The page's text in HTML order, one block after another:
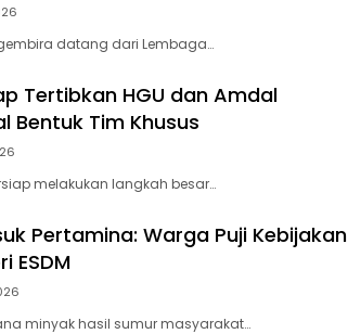
datang dari Lembaga…
Tertibkan HGU dan Amdal
Bentuk Tim Khusus
melakukan langkah besar…
Pertamina: Warga Puji Kebijakan
ESDM
minyak hasil sumur masyarakat…